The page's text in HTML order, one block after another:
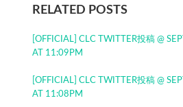
RELATED POSTS
[OFFICIAL] CLC TWITTER投稿 @
AT 11:09PM
[OFFICIAL] CLC TWITTER投稿 @
AT 11:08PM